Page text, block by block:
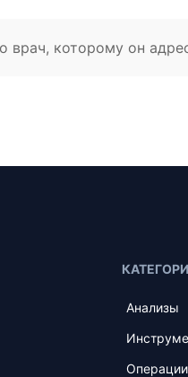
врач, которому он
Анализы